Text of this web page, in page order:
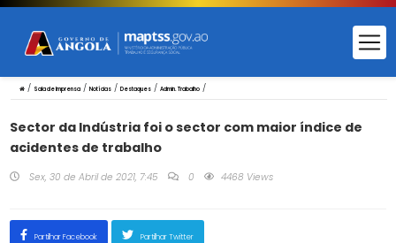
/ Sala de Imprensa/ Notícias/ Destaques/ Admin. Trabalho/
Sector da Indústria foi o sector com maior índice de
acidentes de trabalho
Sex, 30 de Abril de 2021, 7:45 0 4468 Views
Partilhar Facebook Partilhar Twitter